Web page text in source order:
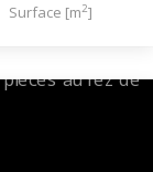
Surface [m2]